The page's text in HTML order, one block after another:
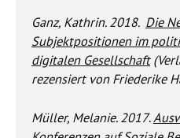
Ganz, Kathrin. 2018. Die
Subjektpositionen im
digitalen Gesellschaft
rezensiert von Friederike
Müller, Melanie. 2017.